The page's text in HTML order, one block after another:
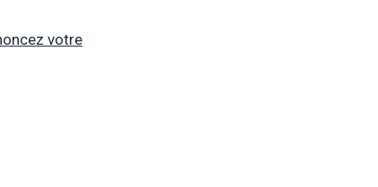
votre